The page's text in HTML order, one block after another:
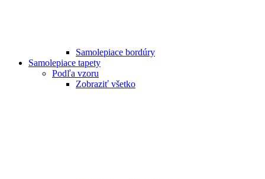
Samolepiace bordúry
Samolepiace tapety
Podľa vzoru
Zobraziť všetko